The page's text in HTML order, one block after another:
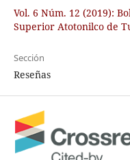
Vol. 6 Núm. 12 (2019):
Superior Atotonilco de
Sección
Reseñas